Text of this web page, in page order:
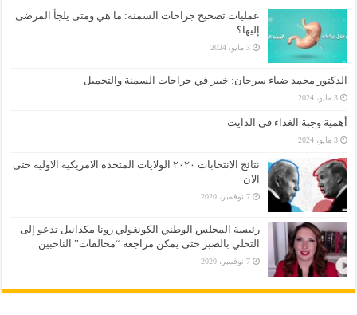
عمليات تصحيح جراحات السمنة: ما هي ومتى يلجأ المرضى
إليها؟
3 مايو، 2024
الدكتور محمد ضياء سرحان: خبير في جراحات السمنة والتجميل
3 مايو، 2024
أهمية وجبة الغداء في الدايت
3 مايو، 2024
نتائج الانتخابات ٢٠٢٠ الولايات المتحدة الامريكية الاولية حتى
الان
7 نوفمبر، 2020
رئيسة المجلس الوطني الكونغولي رونا مكدانيل تدعو إلى
التحلي بالصبر حتى يمكن مراجعة “مخالفات” الناخبين
7 نوفمبر، 2020